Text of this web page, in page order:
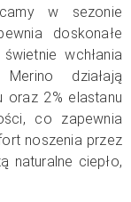
w sezonie
doskonałe
wchłania
działają
oraz 2% elastanu
co zapewnia
noszenia przez
naturalne ciepło,